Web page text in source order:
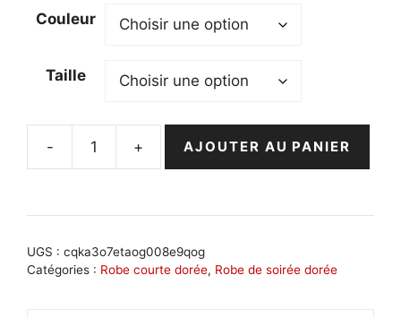
Couleur
Taille
-
quantité
satinée
avec
+ AJOUTER AU PANIER
UGS : cqka3o7etaog008e9qog
Catégories : Robe courte dorée, Robe de soirée dorée